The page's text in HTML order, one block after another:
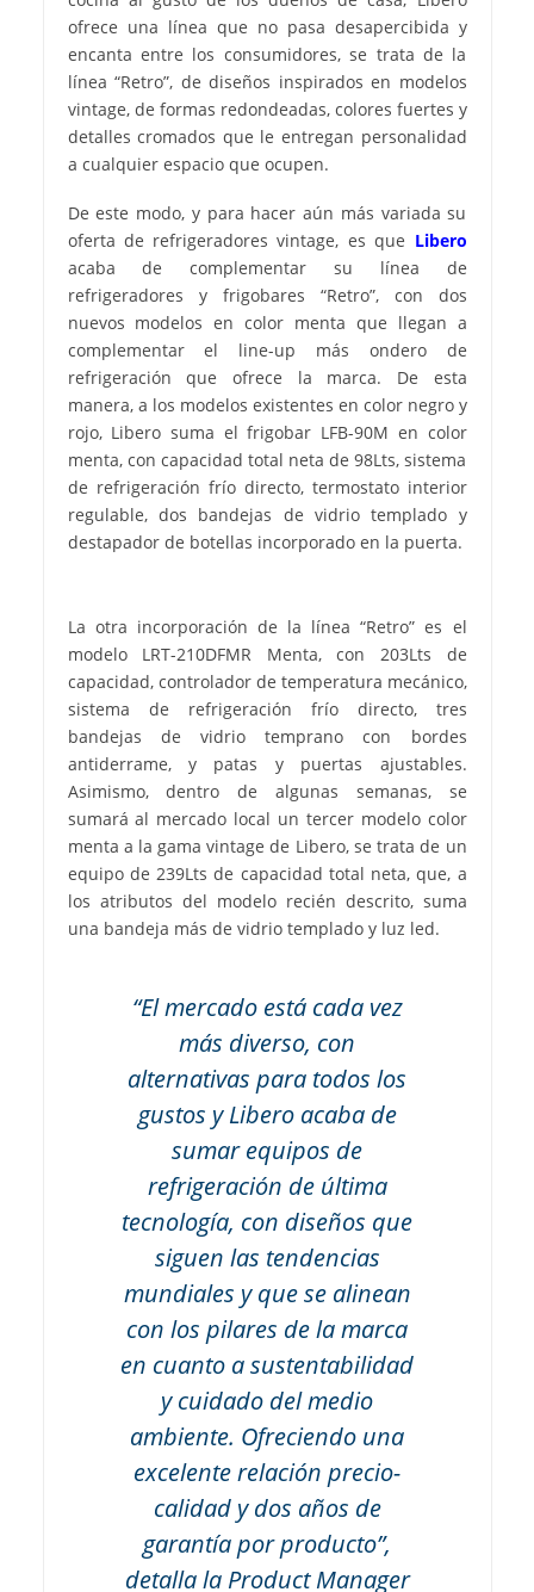
ofrece una línea que no pasa desapercibida y
encanta entre los consumidores, se trata de la
línea “Retro”, de diseños inspirados en modelos
vintage, de formas redondeadas, colores fuertes y
detalles cromados que le entregan personalidad
a cualquier espacio que ocupen.
De este modo, y para hacer aún más variada su
oferta de refrigeradores vintage, es que Libero
acaba de complementar su línea de
refrigeradores y frigobares “Retro”, con dos
nuevos modelos en color menta que llegan a
complementar el line-up más ondero de
refrigeración que ofrece la marca. De esta
manera, a los modelos existentes en color negro y
rojo, Libero suma el frigobar LFB-90M en color
menta, con capacidad total neta de 98Lts, sistema
de refrigeración frío directo, termostato interior
regulable, dos bandejas de vidrio templado y
destapador de botellas incorporado en la puerta.
La otra incorporación de la línea “Retro” es el
modelo LRT-210DFMR Menta, con 203Lts de
capacidad, controlador de temperatura mecánico,
sistema de refrigeración frío directo, tres
bandejas de vidrio temprano con bordes
antiderrame, y patas y puertas ajustables.
Asimismo, dentro de algunas semanas, se
sumará al mercado local un tercer modelo color
menta a la gama vintage de Libero, se trata de un
equipo de 239Lts de capacidad total neta, que, a
los atributos del modelo recién descrito, suma
una bandeja más de vidrio templado y luz led.
“El mercado está cada vez
más diverso, con
alternativas para todos los
gustos y Libero acaba de
sumar equipos de
refrigeración de última
tecnología, con diseños que
siguen las tendencias
mundiales y que se alinean
con los pilares de la marca
en cuanto a sustentabilidad
y cuidado del medio
ambiente. Ofreciendo una
excelente relación precio-
calidad y dos años de
garantía por producto”,
detalla la Product Manager